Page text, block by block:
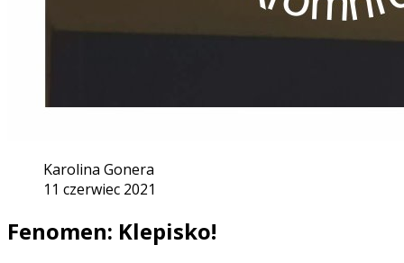
Karolina Gonera
11 czerwiec 2021
Fenomen: Klepisko!